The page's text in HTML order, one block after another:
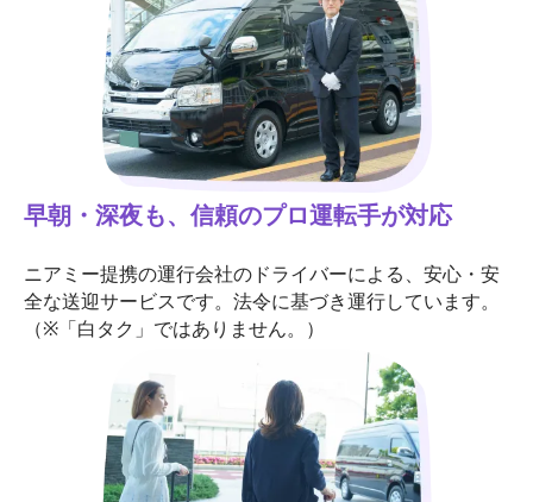
早朝・深夜も、信頼のプロ運転手が対応
ニアミー提携の運行会社のドライバーによる、安心・安
全な送迎サービスです。法令に基づき運行しています。
（※「白タク」ではありません。）